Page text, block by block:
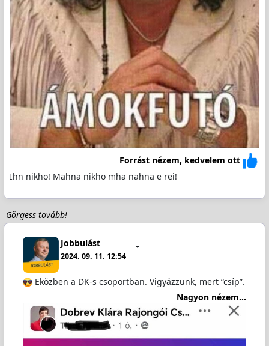
Forrást nézem, kedvelem ott
Ihn nikho! Mahna nikho mha nahna e rei!
Görgess tovább!
Jobbulást
2024. 09. 11. 12:54
Eközben a DK-s csoportban. Vigyázzunk, mert “csíp”.
Nagyon nézem...